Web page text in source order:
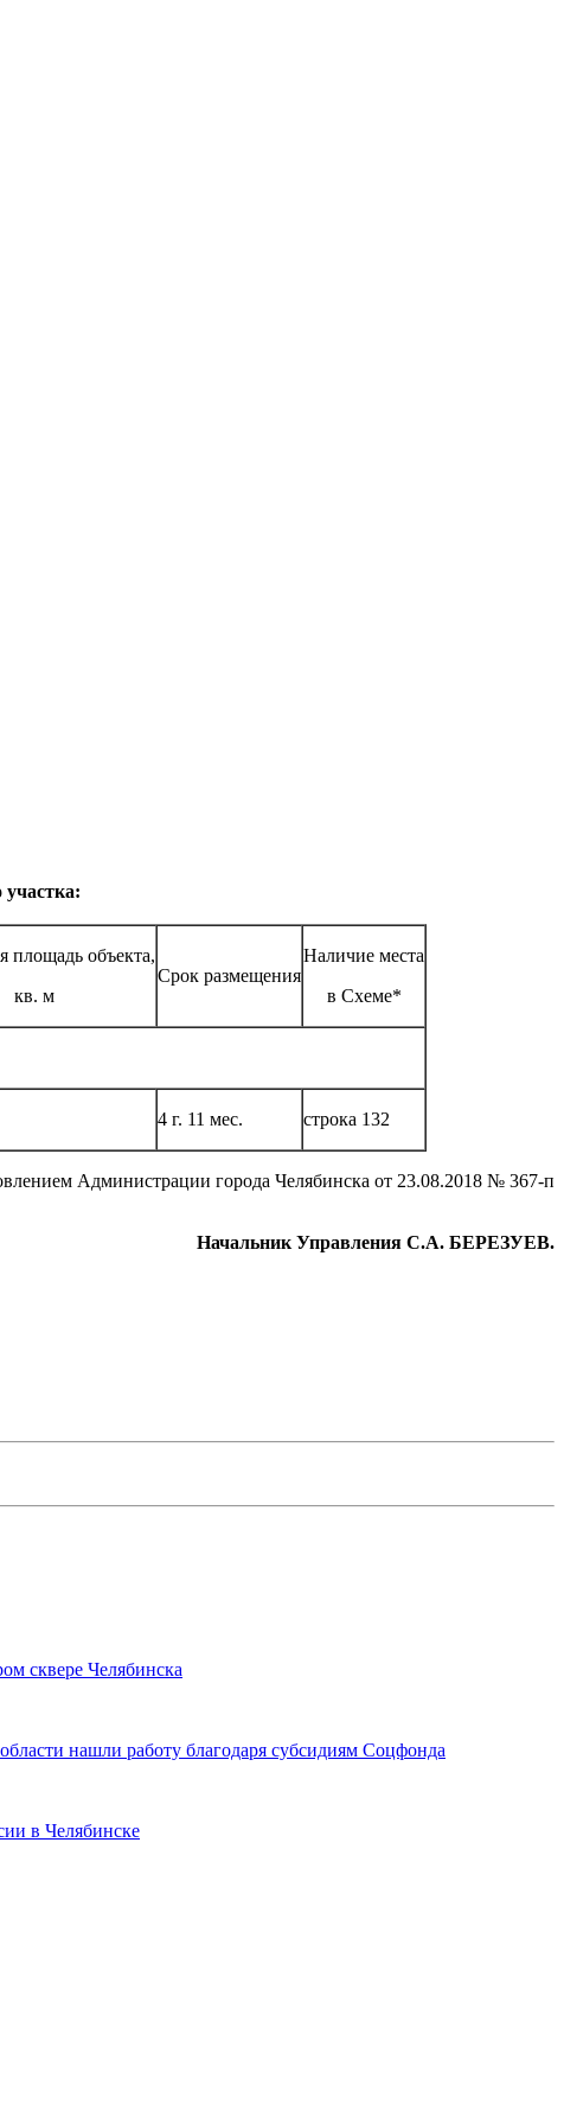
участка:
площадь объекта,
кв. м
Срок размещения
Наличие места
в Схеме*
4 г. 11 мес. строка 132
Администрации города Челябинска от 23.08.2018 № 367-п
Начальник Управления С.А. БЕРЕЗУЕВ.
сквере Челябинска
нашли работу благодаря субсидиям Соцфонда
в Челябинске